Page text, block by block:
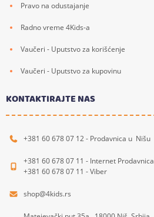
Pravo na odustajanje
Radno vreme 4Kids-a
Vaučeri - Uputstvo za korišćenje
Vaučeri - Uputstvo za kupovinu
KONTAKTIRAJTE NAS
+381 60 678 07 12 - Prodavnica u Nišu
+381 60 678 07 11 - Internet Prodavnica
+381 60 678 07 11 - Viber
shop@4kids.rs